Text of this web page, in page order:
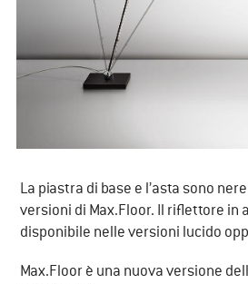
La piastra di base e l’asta sono
versioni di Max.Floor. Il riflettore in
disponibile nelle versioni lucido
​Max.Floor è una nuova versione